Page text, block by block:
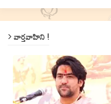
వార్తవాహిని !